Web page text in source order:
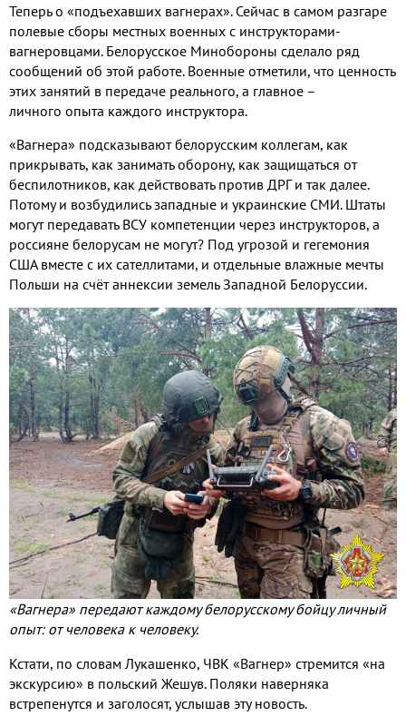
Теперь о «подъехавших вагнерах». Сейчас в самом разгаре
полевые сборы местных военных с инструкторами-
вагнеровцами. Белорусское Минобороны сделало ряд
сообщений об этой работе. Военные отметили, что ценность
этих занятий в передаче реального, а главное –
личного опыта каждого инструктора.
«Вагнера» подсказывают белорусским коллегам, как
прикрывать, как занимать оборону, как защищаться от
беспилотников, как действовать против ДРГ и так далее.
Потому и возбудились западные и украинские СМИ. Штаты
могут передавать ВСУ компетенции через инструкторов, а
россияне белорусам не могут? Под угрозой и гегемония
США вместе с их сателлитами, и отдельные влажные мечты
Польши на счёт аннексии земель Западной Белоруссии.
«Вагнера» передают каждому белорусскому бойцу личный
опыт: от человека к человеку.
Кстати, по словам Лукашенко, ЧВК «Вагнер» стремится «на
экскурсию» в польский Жешув. Поляки наверняка
встрепенутся и заголосят, услышав эту новость.